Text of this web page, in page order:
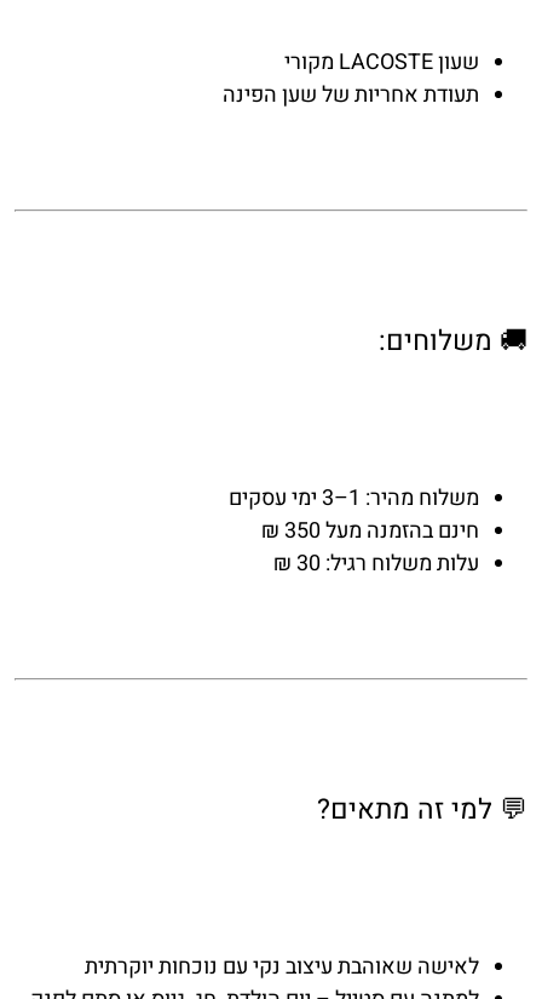
שעון LACOSTE מקורי
תעודת אחריות שלשען הפינה
🚚 משלוחים:
משלוח מהיר: 1–3 ימי עסקים
חינם בהזמנה מעל 350 ₪
עלות משלוח רגיל: 30 ₪
💬 למי זה מתאים?
לאישה שאוהבת עיצוב נקי עם נוכחות יוקרתית